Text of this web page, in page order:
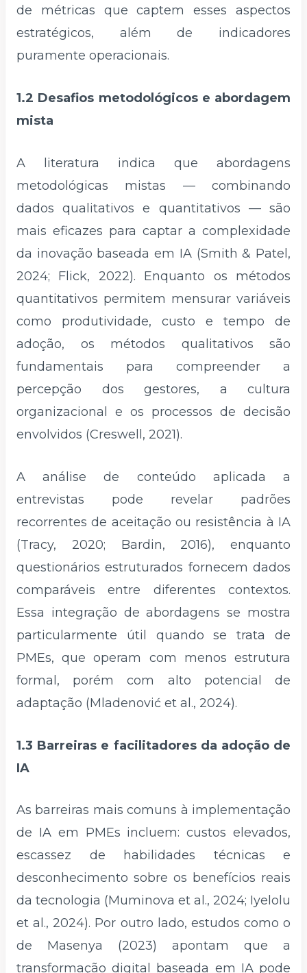
de métricas que captem esses aspectos
estratégicos, além de indicadores
puramente operacionais.
1.2 Desafios metodológicos e abordagem
mista
A literatura indica que abordagens
metodológicas mistas — combinando
dados qualitativos e quantitativos — são
mais eficazes para captar a complexidade
da inovação baseada em IA (Smith & Patel,
2024; Flick, 2022). Enquanto os métodos
quantitativos permitem mensurar variáveis
como produtividade, custo e tempo de
adoção, os métodos qualitativos são
fundamentais para compreender a
percepção dos gestores, a cultura
organizacional e os processos de decisão
envolvidos (Creswell, 2021).
A análise de conteúdo aplicada a
entrevistas pode revelar padrões
recorrentes de aceitação ou resistência à IA
(Tracy, 2020; Bardin, 2016), enquanto
questionários estruturados fornecem dados
comparáveis entre diferentes contextos.
Essa integração de abordagens se mostra
particularmente útil quando se trata de
PMEs, que operam com menos estrutura
formal, porém com alto potencial de
adaptação (Mladenović et al., 2024).
1.3 Barreiras e facilitadores da adoção de
IA
As barreiras mais comuns à implementação
de IA em PMEs incluem: custos elevados,
escassez de habilidades técnicas e
desconhecimento sobre os benefícios reais
da tecnologia (Muminova et al., 2024; Iyelolu
et al., 2024). Por outro lado, estudos como o
de Masenya (2023) apontam que a
transformação digital baseada em IA pode